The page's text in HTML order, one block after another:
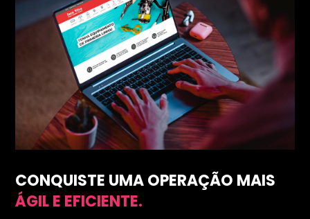
CONQUISTE UMA OPERAÇÃO MAIS
ÁGIL E EFICIENTE.